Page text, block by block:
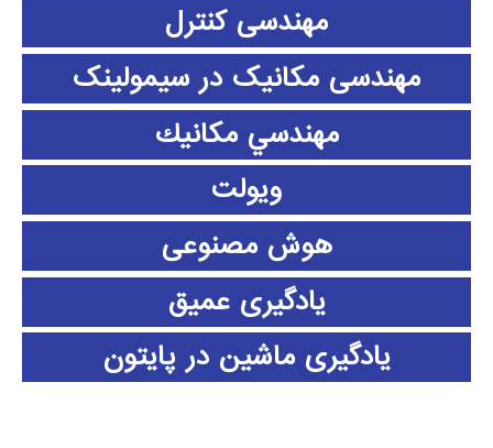
مهندسی کنترل
مهندسی مکانیک در سیمولینک
مهندسي مكانيك
ویولت
هوش مصنوعی
یادگیری عمیق
یادگیری ماشین در پایتون